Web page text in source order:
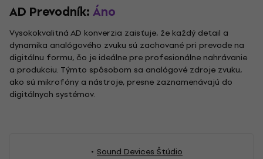
AD Prevodník:Áno
Vysokokvalitná AD konverzia zaisťuje, že každý detail a
dynamika analógového zvuku sú zachované pri prevode na
digitálnu formu, čo je ideálne pre profesionálne nahrávanie
a produkciu. Týmto spôsobom sa analógové zdroje zvuku,
ako sú mikrofóny a nástroje, presne zaznamenávajú do
digitálnych systémov.
Sound Devices Štúdio